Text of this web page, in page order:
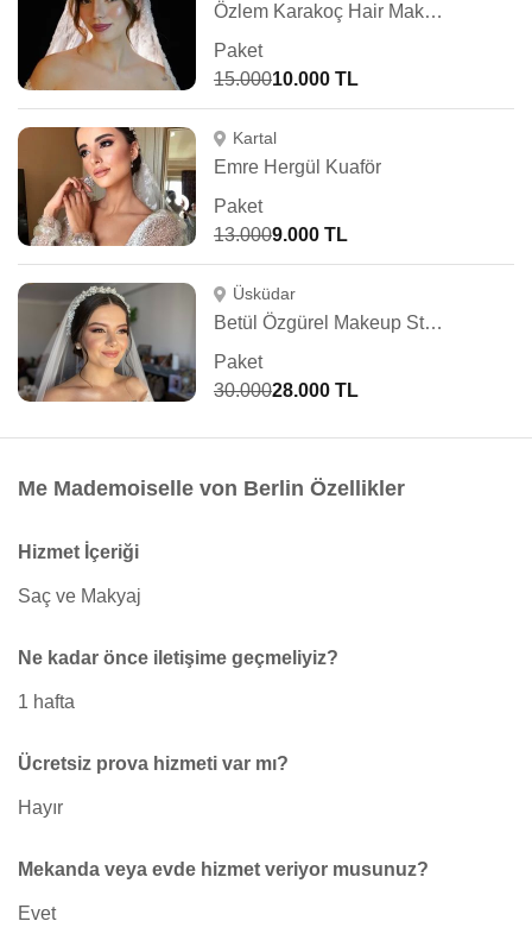
Özlem Karakoç Hair Make Up Artist
Paket
15.00010.000 TL
Kartal
Emre Hergül Kuaför
Paket
13.0009.000 TL
Üsküdar
Betül Özgürel Makeup Studio
Paket
30.00028.000 TL
Me Mademoiselle von Berlin Özellikler
Hizmet İçeriği
Saç ve Makyaj
Ne kadar önce iletişime geçmeliyiz?
1 hafta
Ücretsiz prova hizmeti var mı?
Hayır
Mekanda veya evde hizmet veriyor musunuz?
Evet